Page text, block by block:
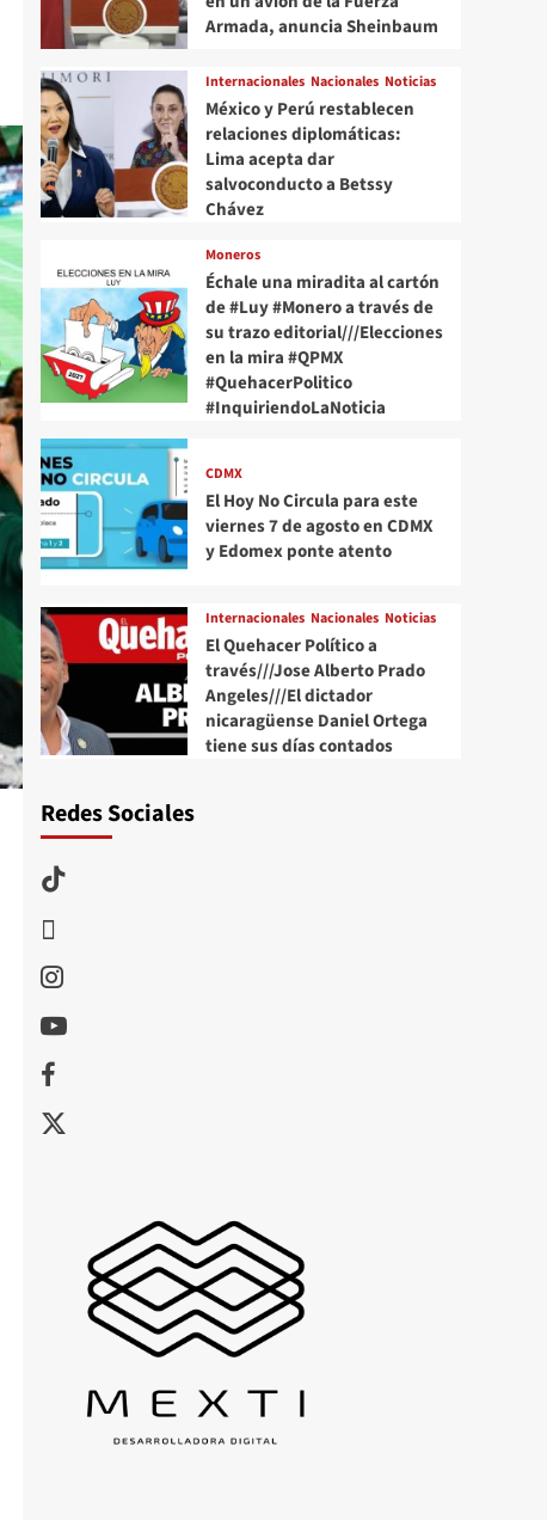
Armada, anuncia Sheinbaum
Internacionales Nacionales Noticias
México y Perú restablecen
relaciones diplomáticas:
Lima acepta dar
salvoconducto a Betssy
Chávez
Moneros
Échale una miradita al cartón
de #Luy #Monero a través de
su trazo editorial///Elecciones
en la mira #QPMX
#QuehacerPolitico
#InquiriendoLaNoticia
CDMX
El Hoy No Circula para este
viernes 7 de agosto en CDMX
y Edomex ponte atento
Internacionales Nacionales Noticias
El Quehacer Político a
través///Jose Alberto Prado
Angeles///El dictador
nicaragüense Daniel Ortega
tiene sus días contados
Redes Sociales
TikTok
Instagram
Youtube
Facebook
X